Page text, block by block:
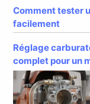
Comment tester
facilement
Réglage
complet pour un